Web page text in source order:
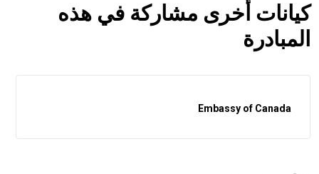
كيانات أخرى مشاركة في هذه
المبادرة
Embassy of Canada